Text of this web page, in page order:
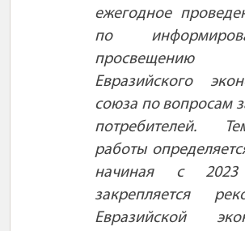
ежегодное
по
просвещению
Евразийского
союза по вопросам
потребителей.
работы
начиная с
закрепляется
Евразийской